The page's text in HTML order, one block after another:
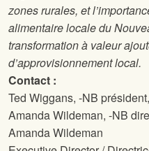
zones rurales, et
alimentaire locale du
transformation à valeur
d’approvisionnement local.
Contact :
Ted Wiggans, -NB
Amanda Wildeman, -NB
Amanda Wildeman